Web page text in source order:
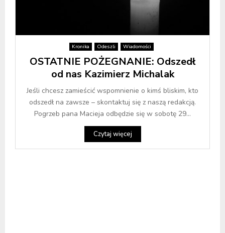
Kronika Odeszli Wiadomości
OSTATNIE POŻEGNANIE: Odszedł
od nas Kazimierz Michalak
Jeśli chcesz zamieścić wspomnienie o kimś bliskim, kto
odszedł na zawsze – skontaktuj się z naszą redakcją.
Pogrzeb pana Macieja odbędzie się w sobotę 29...
Czytaj więcej